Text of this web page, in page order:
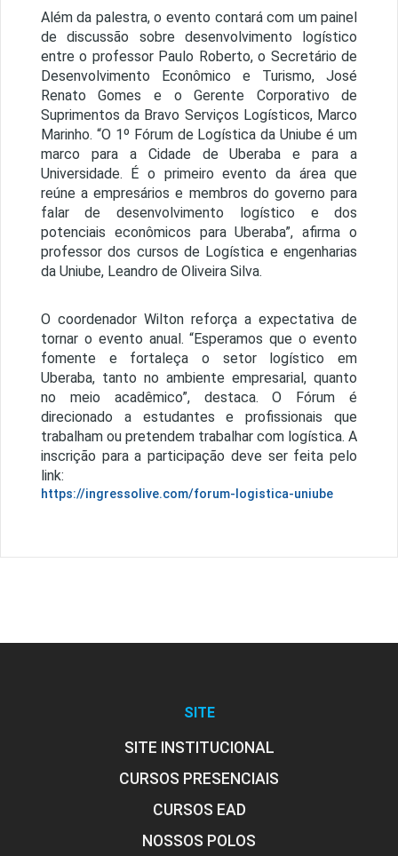
Além da palestra, o evento contará com um painel
de discussão sobre desenvolvimento logístico
entre o professor Paulo Roberto, o Secretário de
Desenvolvimento Econômico e Turismo, José
Renato Gomes e o Gerente Corporativo de
Suprimentos da Bravo Serviços Logísticos, Marco
Marinho. “O 1º Fórum de Logística da Uniube é um
marco para a Cidade de Uberaba e para a
Universidade. É o primeiro evento da área que
reúne a empresários e membros do governo para
falar de desenvolvimento logístico e dos
potenciais econômicos para Uberaba”, afirma o
professor dos cursos de Logística e engenharias
da Uniube, Leandro de Oliveira Silva.
O coordenador Wilton reforça a expectativa de
tornar o evento anual. “Esperamos que o evento
fomente e fortaleça o setor logístico em
Uberaba, tanto no ambiente empresarial, quanto
no meio acadêmico”, destaca. O Fórum é
direcionado a estudantes e profissionais que
trabalham ou pretendem trabalhar com logística. A
inscrição para a participação deve ser feita pelo
link:
https://ingressolive.com/forum-logistica-uniube
SITE
SITE INSTITUCIONAL
CURSOS PRESENCIAIS
CURSOS EAD
NOSSOS POLOS